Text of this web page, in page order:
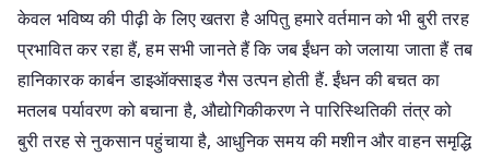
केवल भविष्य की पीढ़ी के लिए खतरा है अपितु हमारे वर्तमान को भी बुरी तरह
प्रभावित कर रहा हैं, हम सभी जानते हैं कि जब ईंधन को जलाया जाता हैं तब
हानिकारक कार्बन डाइऑक्साइड गैस उत्पन होती हैं. ईंधन की बचत का
मतलब पर्यावरण को बचाना है, औद्योगिकीकरण ने पारिस्थितिकी तंत्र को
बुरी तरह से नुकसान पहुंचाया है, आधुनिक समय की मशीन और वाहन समृद्धि